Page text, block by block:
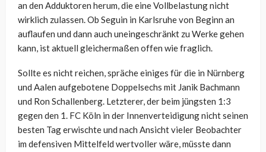
an den Adduktoren herum, die eine Vollbelastung nicht
wirklich zulassen. Ob Seguin in Karlsruhe von Beginn an
auflaufen und dann auch uneingeschränkt zu Werke gehen
kann, ist aktuell gleichermaßen offen wie fraglich.
Sollte es nicht reichen, spräche einiges für die in Nürnberg
und Aalen aufgebotene Doppelsechs mit Janik Bachmann
und Ron Schallenberg. Letzterer, der beim jüngsten 1:3
gegen den 1. FC Köln in der Innenverteidigung nicht seinen
besten Tag erwischte und nach Ansicht vieler Beobachter
im defensiven Mittelfeld wertvoller wäre, müsste dann